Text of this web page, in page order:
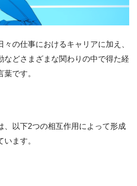
々の仕事におけるキャリアに加え、
などさまざまな関わりの中で得た経
です。
、以下2つの相互作用によって形成
ます。